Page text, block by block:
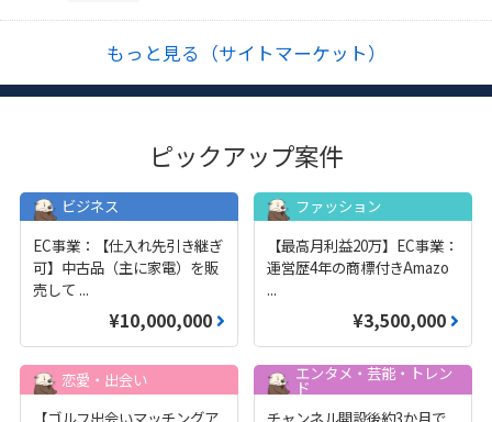
もっと見る（サイトマーケット）
ピックアップ案件
ビジネス
EC事業：【仕入れ先引き継ぎ
可】中古品（主に家電）を販
売して ...
¥10,000,000
ファッション
【最高月利益20万】EC事業：
運営歴4年の商標付きAmazo
...
¥3,500,000
恋愛・出会い
エンタメ・芸能・トレン
ド